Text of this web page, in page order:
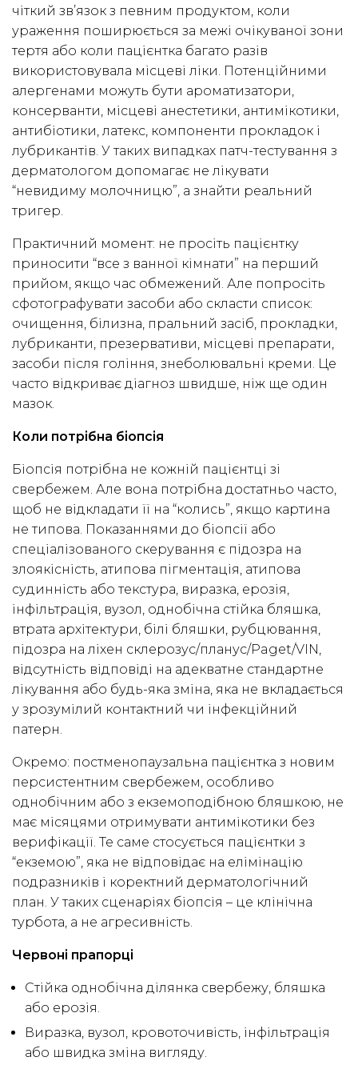
чіткий зв’язок з певним продуктом, коли
ураження поширюється за межі очікуваної зони
тертя або коли пацієнтка багато разів
використовувала місцеві ліки. Потенційними
алергенами можуть бути ароматизатори,
консерванти, місцеві анестетики, антимікотики,
антибіотики, латекс, компоненти прокладок і
лубрикантів. У таких випадках патч-тестування з
дерматологом допомагає не лікувати
“невидиму молочницю”, а знайти реальний
тригер.
Практичний момент: не просіть пацієнтку
приносити “все з ванної кімнати” на перший
прийом, якщо час обмежений. Але попросіть
сфотографувати засоби або скласти список:
очищення, білизна, пральний засіб, прокладки,
лубриканти, презервативи, місцеві препарати,
засоби після гоління, знеболювальні креми. Це
часто відкриває діагноз швидше, ніж ще один
мазок.
Коли потрібна біопсія
Біопсія потрібна не кожній пацієнтці зі
свербежем. Але вона потрібна достатньо часто,
щоб не відкладати її на “колись”, якщо картина
не типова. Показаннями до біопсії або
спеціалізованого скерування є підозра на
злоякісність, атипова пігментація, атипова
судинність або текстура, виразка, ерозія,
інфільтрація, вузол, однобічна стійка бляшка,
втрата архітектури, білі бляшки, рубцювання,
підозра на ліхен склерозус/планус/Paget/VIN,
відсутність відповіді на адекватне стандартне
лікування або будь-яка зміна, яка не вкладається
у зрозумілий контактний чи інфекційний
патерн.
Окремо: постменопаузальна пацієнтка з новим
персистентним свербежем, особливо
однобічним або з екземоподібною бляшкою, не
має місяцями отримувати антимікотики без
верифікації. Те саме стосується пацієнтки з
“екземою”, яка не відповідає на елімінацію
подразників і коректний дерматологічний
план. У таких сценаріях біопсія – це клінічна
турбота, а не агресивність.
Червоні прапорці
Стійка однобічна ділянка свербежу, бляшка
або ерозія.
Виразка, вузол, кровоточивість, інфільтрація
або швидка зміна вигляду.